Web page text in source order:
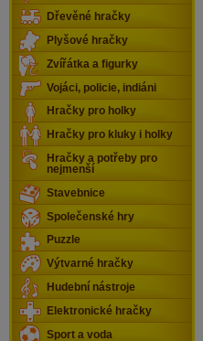
Dřevěné hračky
Plyšové hračky
Zvířátka a figurky
Vojáci, policie, indiáni
Hračky pro holky
Hračky pro kluky i holky
Hračky a potřeby pro
nejmenší
Stavebnice
Společenské hry
Puzzle
Výtvarné hračky
Hudební nástroje
Elektronické hračky
Sport a voda